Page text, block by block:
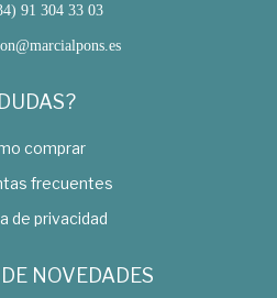
91 304 33 03
comprar
frecuentes
de privacidad
NOVEDADES